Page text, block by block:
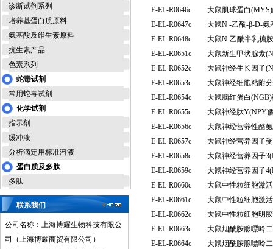
诊断试剂系列
培养基蛋白质原料
氨基酸及维生素原料
抗生素产品
色素系列
蛇毒试剂
常用蛇毒试剂
化学试剂
指示剂
缓冲液
分析滴定用标准溶液
蛋白质及多肽
多肽
联系我们
公司名称：上海博耀生物科技有限公
司（上海博耀商贸有限公司）
E-EL-R0646c
大鼠肌球蛋白
E-EL-R0647c
大鼠N -乙酰-β-D-氨
E-EL-R0648c
大鼠N-乙酰半乳糖
E-EL-R0651c
大鼠新生甲状腺素
E-EL-R0652c
大鼠神经生长因子
E-EL-R0653c
大鼠神经细胞粘附
E-EL-R0654c
大鼠脑红蛋白
E-EL-R0655c
大鼠神经肽Y(NPY)
E-EL-R0656c
大鼠神经营养性酪
E-EL-R0657c
大鼠神经营养因子
E-EL-R0658c
大鼠神经营养因子
E-EL-R0659c
大鼠神经营养因子
E-EL-R0660c
大鼠中性粒细胞激
E-EL-R0661c
大鼠中性粒细胞激
E-EL-R0662c
大鼠中性粒细胞明
E-EL-R0663c
大鼠烟酰胺腺嘌呤
E-EL-R0664c
大鼠烟酰胺腺嘌呤